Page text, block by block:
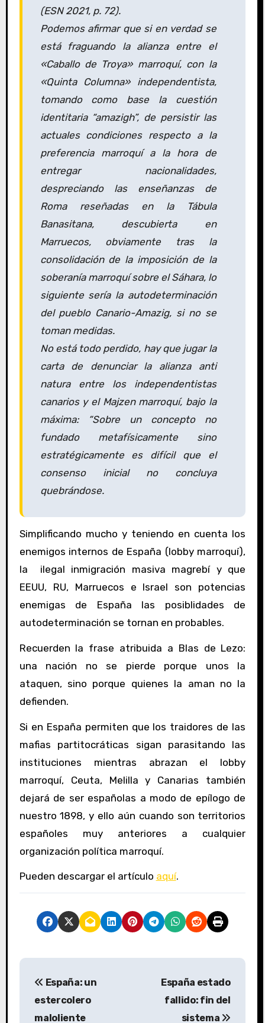
(ESN 2021, p. 72).
Podemos afirmar que si en verdad se
está fraguando la alianza entre el
«Caballo de Troya» marroquí, con la
«Quinta Columna» independentista,
tomando como base la cuestión
identitaria “amazigh”, de persistir las
actuales condiciones respecto a la
preferencia marroquí a la hora de
entregar nacionalidades,
despreciando las enseñanzas de
Roma reseñadas en la Tábula
Banasitana, descubierta en
Marruecos, obviamente tras la
consolidación de la imposición de la
soberanía marroquí sobre el Sáhara, lo
siguiente sería la autodeterminación
del pueblo Canario-Amazig, si no se
toman medidas.
No está todo perdido, hay que jugar la
carta de denunciar la alianza anti
natura entre los independentistas
canarios y el Majzen marroquí, bajo la
máxima: “Sobre un concepto no
fundado metafísicamente sino
estratégicamente es difícil que el
consenso inicial no concluya
quebrándose.
Simplificando mucho y teniendo en cuenta los
enemigos internos de España (lobby marroquí),
la ilegal inmigración masiva magrebí y que
EEUU, RU, Marruecos e Israel son potencias
enemigas de España las posiblidades de
autodeterminación se tornan en probables.
Recuerden la frase atribuida a Blas de Lezo:
una nación no se pierde porque unos la
ataquen, sino porque quienes la aman no la
defienden.
Si en España permiten que los traidores de las
mafias partitocráticas sigan parasitando las
instituciones mientras abrazan el lobby
marroquí, Ceuta, Melilla y Canarias también
dejará de ser españolas a modo de epílogo de
nuestro 1898, y ello aún cuando son territorios
españoles muy anteriores a cualquier
organización política marroquí.
Pueden descargar el artículo aquí.
N
España: un
estercolero
maloliente
España estado
fallido: fin del
sistema